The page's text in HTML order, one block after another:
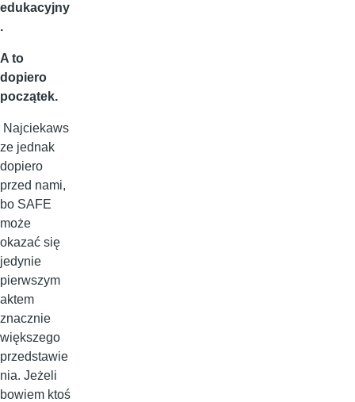
edukacyjny
.
A to
dopiero
początek.
Najciekaws
ze jednak
dopiero
przed nami,
bo SAFE
może
okazać się
jedynie
pierwszym
aktem
znacznie
większego
przedstawie
nia. Jeżeli
bowiem ktoś